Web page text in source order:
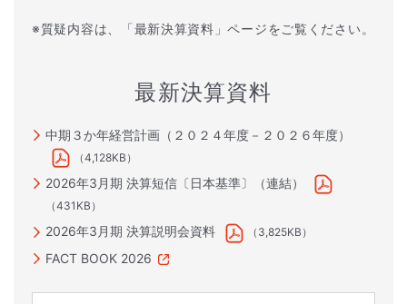
※質疑内容は、「最新決算資料」ページをご覧ください。
最新決算資料
中期３か年経営計画（２０２４年度－２０２６年度）
（4,128KB）
2026年3月期 決算短信〔日本基準〕（連結）
（431KB）
2026年3月期 決算説明会資料 （3,825KB）
FACT BOOK 2026